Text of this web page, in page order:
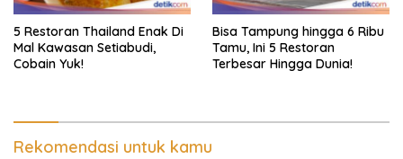
5 Restoran Thailand Enak Di
Mal Kawasan Setiabudi,
Cobain Yuk!
Bisa Tampung hingga 6 Ribu
Tamu, Ini 5 Restoran
Terbesar Hingga Dunia!
Rekomendasi untuk kamu